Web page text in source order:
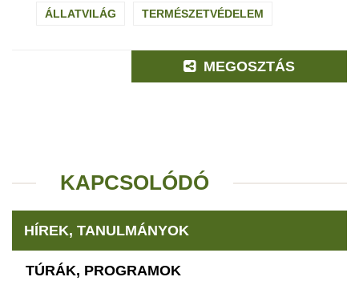
ÁLLATVILÁG TERMÉSZETVÉDELEM
MEGOSZTÁS
KAPCSOLÓDÓ
HÍREK, TANULMÁNYOK
TÚRÁK, PROGRAMOK